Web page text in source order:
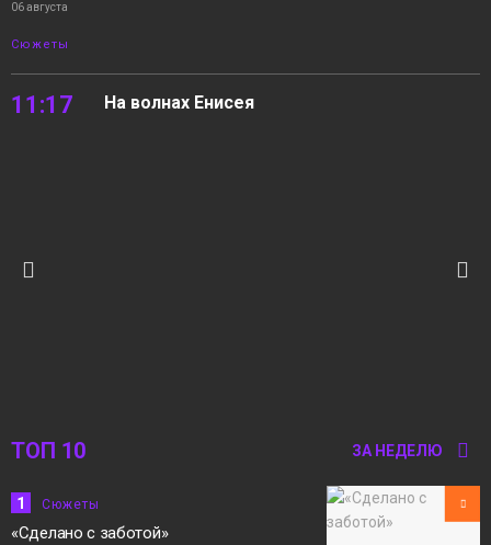
06 августа
Сюжеты
11:17 На волнах Енисея
06 августа
ТОП 10 ЗА НЕДЕЛЮ
1 Сюжеты
«Сделано с заботой»